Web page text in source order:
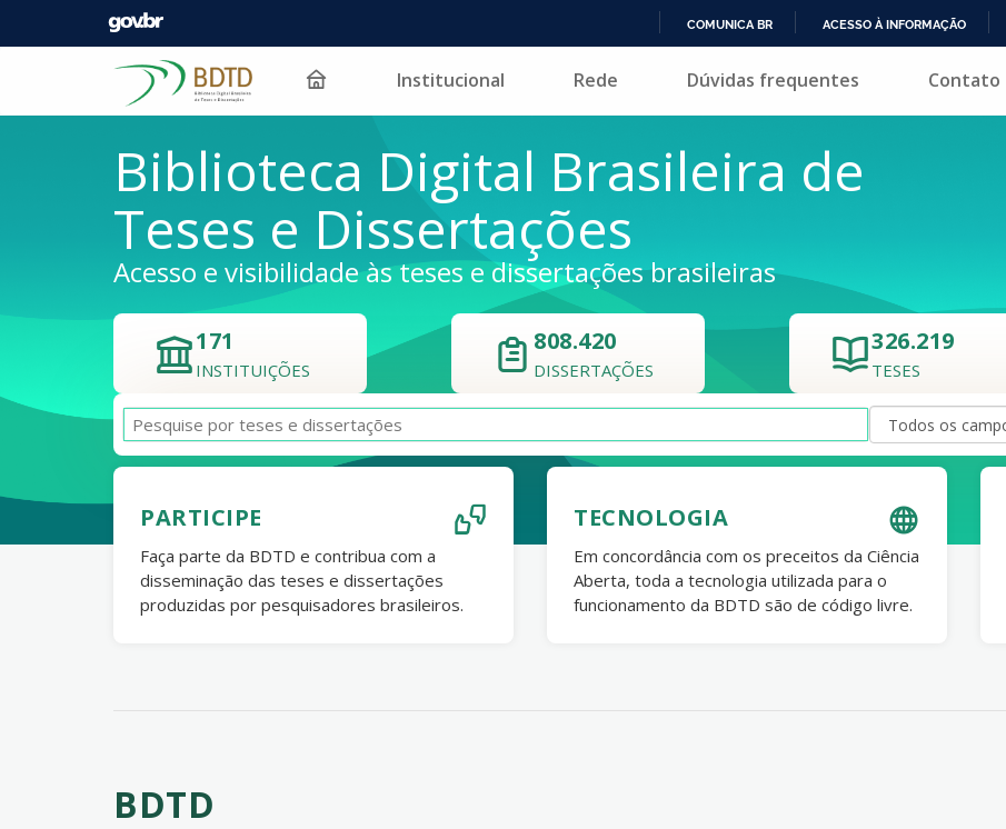
PARA
COMUNICA BR ACESSO À INFORMAÇÃO
Pular para o conteúdo Institucional Rede Dúvidas frequentes Contato
Biblioteca Digital Brasileira de
Teses e Dissertações
Acesso e visibilidade às teses e dissertações brasileiras
171
INSTITUIÇÕES
808.420
DISSERTAÇÕES
326.219
TESES
PARTICIPE
Faça parte da BDTD e contribua com a
disseminação das teses e dissertações
produzidas por pesquisadores brasileiros.
TECNOLOGIA
Em concordância com os preceitos da Ciência
Aberta, toda a tecnologia utilizada para o
funcionamento da BDTD são de código livre.
BDTD